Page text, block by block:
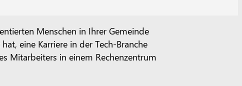
Menschen in Ihrer Gemeinde
eine Karriere in der Tech-Branche
Mitarbeiters in einem Rechenzentrum